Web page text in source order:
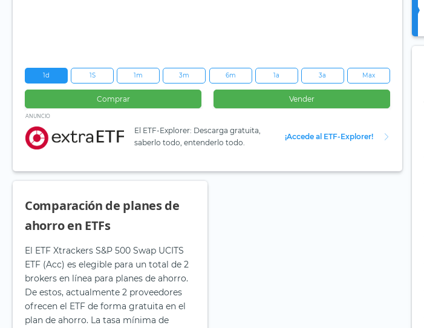
1d 1S 1m 3m 6m 1a 3a Max
Comprar Vender
ANUNCIO
El ETF-Explorer: Descarga gratuita,
saberlo todo, entenderlo todo.
¡Accede al ETF-Explorer!
Comparación de planes de
ahorro en ETFs
El ETF Xtrackers S&P 500 Swap UCITS
ETF (Acc) es elegible para un total de 2
brokers en línea para planes de ahorro.
De estos, actualmente 2 proveedores
ofrecen el ETF de forma gratuita en el
plan de ahorro. La tasa mínima de